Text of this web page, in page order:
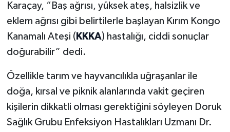
Karaçay, “Baş ağrısı, yüksek ateş, halsizlik ve
eklem ağrısı gibi belirtilerle başlayan Kırım Kongo
Kanamalı Ateşi ( KKKA) hastalığı, ciddi sonuçlar
doğurabilir” dedi.
Özellikle tarım ve hayvancılıkla uğraşanlar ile
doğa, kırsal ve piknik alanlarında vakit geçiren
kişilerin dikkatli olması gerektiğini söyleyen Doruk
Sağlık Grubu Enfeksiyon Hastalıkları Uzmanı Dr.